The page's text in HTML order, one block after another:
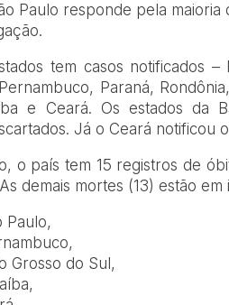
Paulo responde pela
tem casos notificados
Paraná,
e Ceará. Os estados da
Já o Ceará notificou
o país tem 15 registros de
demais mortes (13) estão em
Paulo,
Grosso do Sul,